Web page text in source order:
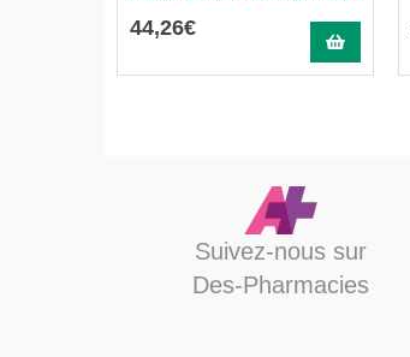
44,26€
Suivez-nous sur
Des-Pharmacies